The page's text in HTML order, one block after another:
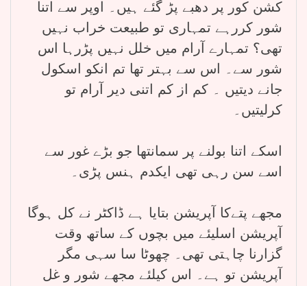
کشن کور پر دھبے پڑ گئے ہیں۔ اوپر سے اتنا
شور کررہے تمہاری تو طبیعت خراب نہیں
تھی؟ تمہارے آرام میں خلل نہیں پڑرہا اس
شور سے۔ اس سے بہتر تھا تم انکو اسکول
جانے دیتیں ۔ کم از کم اتنی دیر آرام تو
کرلیتیں۔
اسکے اتنا بولنے پر سمانتھا جو بڑے غور سے
اسے سن رہی تھی ایکدم ہنس پڑی۔
مجھے پتےکا آپریشن بتایا ہے ڈاکٹر نے کل ہوگا
آپریشن اسلیئے میں بچوں کے ساتھ وقت
گزارنا چاہتی تھی۔ چھوٹا سا سہی مگر
آپریشن تو ہے۔ اس کیلئے مجھے شور و غل